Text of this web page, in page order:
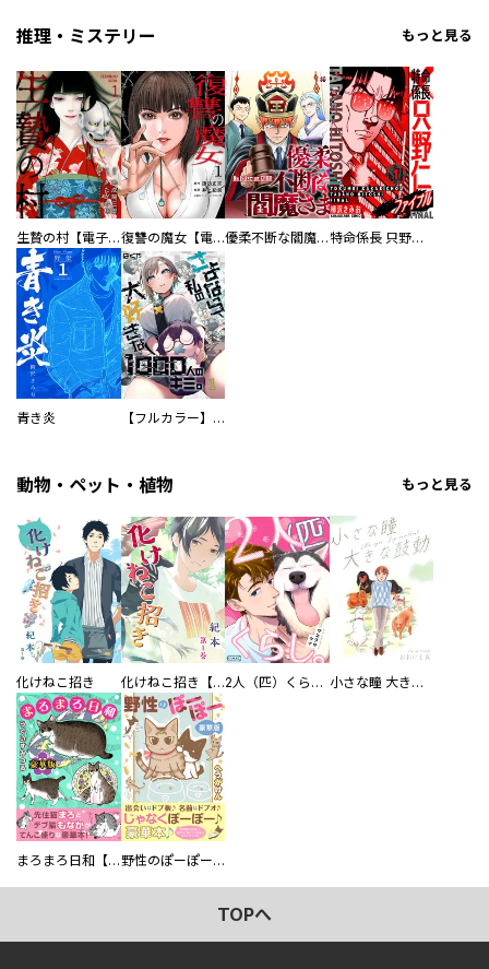
推理・ミステリー もっと見る
生贄の村【電子単行本版】 復讐の魔女【電子単行本版】 優柔不断な閻魔さま 特命係長 只野仁ファイナル 愛蔵版
青き炎 【フルカラー】さよなら、私の大好きな１０００人のキミ。
動物・ペット・植物 もっと見る
化けねこ招き 化けねこ招き【描きおろし付合冊版】 2人（匹）くらし。 小さな瞳 大きな鼓動
まろまろ日和【豪華版】 野性のぽーぽー【豪華版】
TOPへ